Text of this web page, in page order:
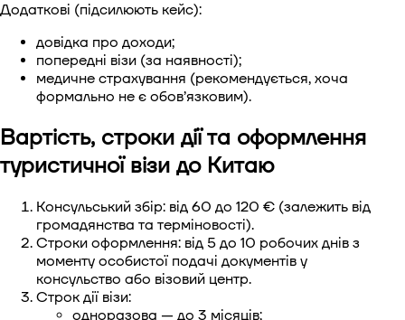
Додаткові (підсилюють кейс):
довідка про доходи;
попередні візи (за наявності);
медичне страхування (рекомендується, хоча
формально не є обов’язковим).
Вартість, строки дії та оформлення
туристичної візи до Китаю
Консульський збір: від 60 до 120 € (залежить від
громадянства та терміновості).
Строки оформлення: від 5 до 10 робочих днів з
моменту особистої подачі документів у
консульство або візовий центр.
Строк дії візи:
одноразова — до 3 місяців;